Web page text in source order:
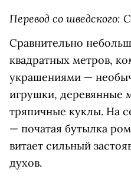
Перевод со шведского:
Сравнительно
квадратных метров,
украшениями —
игрушки, деревянные
тряпичные куклы. На
— початая бутылка
витает сильный
духов.